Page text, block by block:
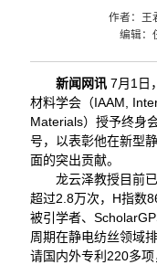
作者：
编辑
新闻网讯7月1日
材料学会（IAAM,
Materials）授予终身
号，以表彰他在新型
面的突出贡献。
龙云泽教授目前
超过2.8万次，H指数
被引学者、
周期在静电纺丝领域
请国内外专利220多项